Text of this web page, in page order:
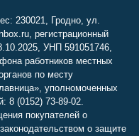
230021, Гродно, ул.
регистрационный
УНП 591051746,
работников местных
по месту
уполномоченных
8 (0152) 73-89-02.
покупателей о
о защите